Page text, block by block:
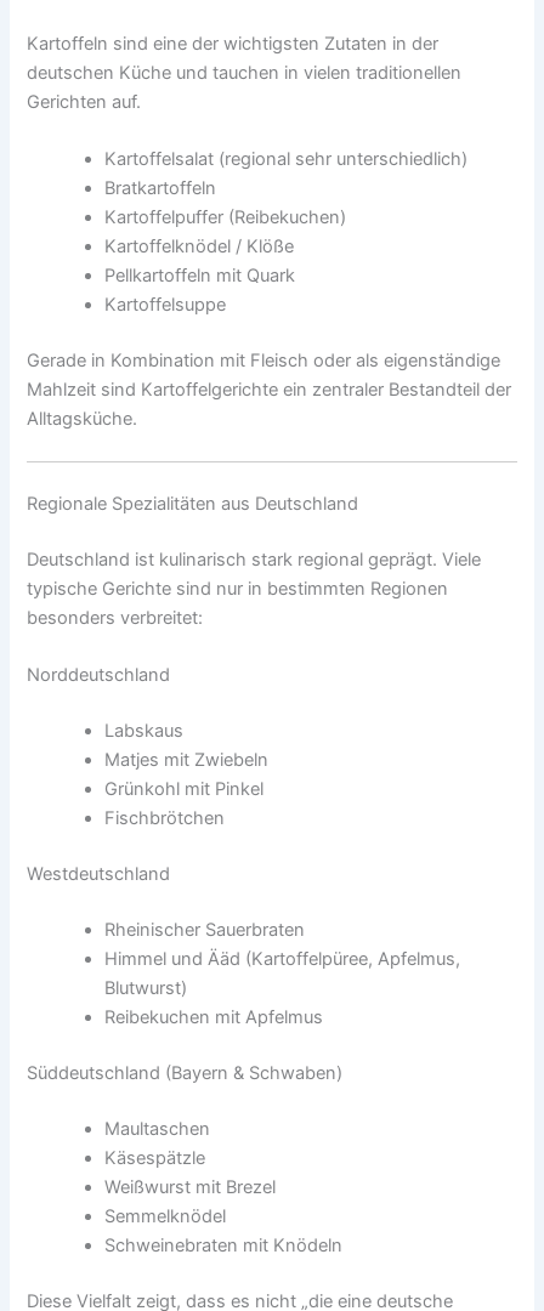
Kartoffeln sind eine der wichtigsten Zutaten in der
deutschen Küche und tauchen in vielen traditionellen
Gerichten auf.
Kartoffelsalat (regional sehr unterschiedlich)
Bratkartoffeln
Kartoffelpuffer (Reibekuchen)
Kartoffelknödel / Klöße
Pellkartoffeln mit Quark
Kartoffelsuppe
Gerade in Kombination mit Fleisch oder als eigenständige
Mahlzeit sind Kartoffelgerichte ein zentraler Bestandteil der
Alltagsküche.
Regionale Spezialitäten aus Deutschland
Deutschland ist kulinarisch stark regional geprägt. Viele
typische Gerichte sind nur in bestimmten Regionen
besonders verbreitet:
Norddeutschland
Labskaus
Matjes mit Zwiebeln
Grünkohl mit Pinkel
Fischbrötchen
Westdeutschland
Rheinischer Sauerbraten
Himmel und Ääd (Kartoffelpüree, Apfelmus,
Blutwurst)
Reibekuchen mit Apfelmus
Süddeutschland (Bayern & Schwaben)
Maultaschen
Käsespätzle
Weißwurst mit Brezel
Semmelknödel
Schweinebraten mit Knödeln
Diese Vielfalt zeigt, dass es nicht „die eine deutsche